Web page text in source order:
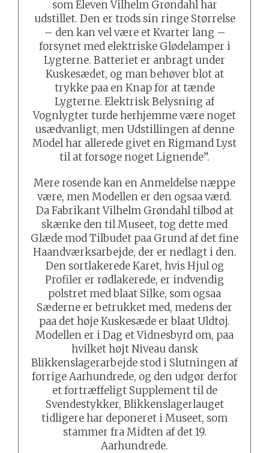
som Eleven Vilhelm Grøndahl har
udstillet. Den er trods sin ringe Størrelse
– den kan vel være et Kvarter lang –
forsynet med elektriske Glødelamper i
Lygterne. Batteriet er anbragt under
Kuskesædet, og man behøver blot at
trykke paa en Knap for at tænde
Lygterne. Elektrisk Belysning af
Vognlygter turde herhjemme være noget
usædvanligt, men Udstillingen af denne
Model har allerede givet en Rigmand Lyst
til at forsøge noget Lignende”.
Mere rosende kan en Anmeldelse næppe
være, men Modellen er den ogsaa værd.
Da Fabrikant Vilhelm Grøndahl tilbød at
skænke den til Museet, tog dette med
Glæde mod Tilbudet paa Grund af det fine
Haandværksarbejde, der er nedlagt i den.
Den sortlakerede Karet, hvis Hjul og
Profiler er rødlakerede, er indvendig
polstret med blaat Silke, som ogsaa
Sæderne er betrukket med, medens der
paa det høje Kuskesæde er blaat Uldtøj.
Modellen er i Dag et Vidnesbyrd om, paa
hvilket højt Niveau dansk
Blikkenslagerarbejde stod i Slutningen af
forrige Aarhundrede, og den udgør derfor
et fortræffeligt Supplement til de
Svendestykker, Blikkenslagerlauget
tidligere har deponeret i Museet, som
stammer fra Midten af det 19.
Aarhundrede.